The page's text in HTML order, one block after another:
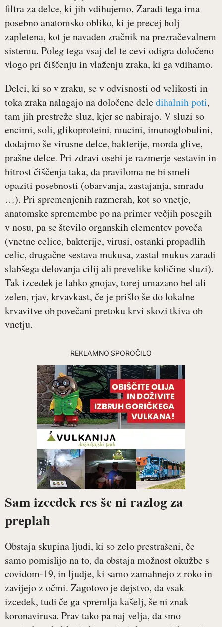
filtra za delce, ki jih vdihujemo. Zaradi tega ima
posebno anatomsko obliko, ki je precej bolj
zapletena, kot je navaden zračnik na prezračevalnem
sistemu. Poleg tega vsaj del te cevi odigra določeno
vlogo pri čiščenju in vlaženju zraka, ki ga vdihamo.
Delci, ki so v zraku, se v odvisnosti od velikosti in
toka zraka nalagajo na določene deledihalnih poti,
tam jih prestreže sluz, kjer se nabirajo. V sluzi so
encimi, soli, glikoproteini, mucini, imunoglobulini,
dodajmo še virusne delce, bakterije, morda glive,
prašne delce. Pri zdravi osebi je razmerje sestavin in
hitrost čiščenja taka, da praviloma ne bi smeli
opaziti posebnosti (obarvanja, zastajanja, smradu
…). Pri spremenjenih razmerah, kot so vnetje,
anatomske spremembe po na primer večjih posegih
v nosu, pa se število organskih elementov poveča
(vnetne celice, bakterije, virusi, ostanki propadlih
celic, drugačne sestava mukusa, zastal mukus zaradi
slabšega delovanja cilij ali prevelike količine sluzi).
Tak izcedek je lahko gnojav, torej umazano bel ali
zelen, rjav, krvavkast, če je prišlo še do lokalne
krvavitve ob povečani pretoku krvi skozi tkiva ob
vnetju.
REKLAMNO SPOROČILO
Sam izcedek res še ni razlog za
preplah
Obstaja skupina ljudi, ki so zelo prestrašeni, če
samo pomislijo na to, da obstaja možnost okužbe s
covidom-19, in ljudje, ki samo zamahnejo z roko in
zavijejo z očmi. Zagotovo je dejstvo, da vsak
izcedek, tudi če ga spremlja kašelj, še ni znak
koronavirusa. Prav tako pa naj velja, da smo